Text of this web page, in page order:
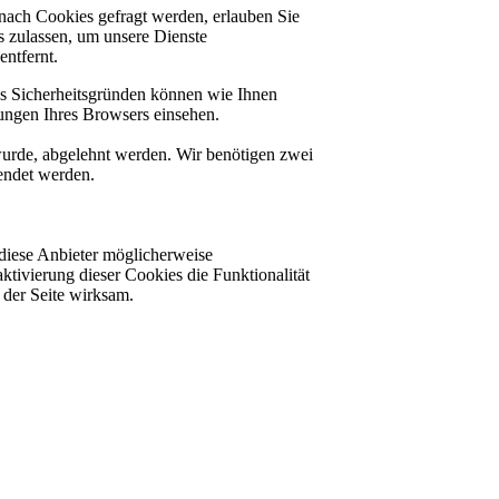
Cookies gefragt werden, erlauben Sie
um unsere Dienste
Sicherheitsgründen können wie Ihnen
Ihres Browsers einsehen.
abgelehnt werden. Wir benötigen zwei
werden.
Anbieter möglicherweise
dieser Cookies die Funktionalität
Seite wirksam.